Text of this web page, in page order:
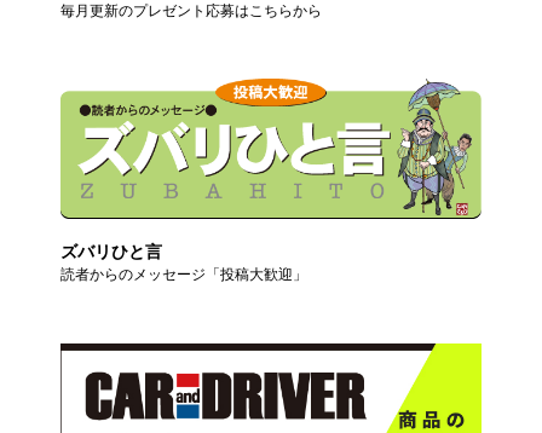
毎月更新のプレゼント応募はこちらから
ズバリひと言
読者からのメッセージ「投稿大歓迎」